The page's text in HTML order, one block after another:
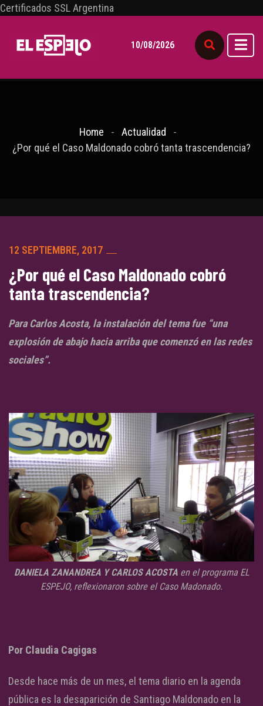
Certificados SSL Argentina
10/08/2026
Home
Actualidad
¿Por qué el Caso Maldonado cobró tanta trascendencia?
12 SEPTIEMBRE, 2017
¿Por qué el Caso Maldonado cobró
tanta trascendencia?
Para Carlos Acosta, la instalación del tema fue “una
explosión de abajo hacia arriba que comenzó en las redes
sociales”.
DANIELA ZANANDREA Y CARLOS ACOSTAen el programa EL
ESPEJO, reflexionaron sobre el Caso Madonado.
Por Claudia Cagigas
Desde hace más de un mes, el tema diario en la agenda
pública es la desaparición de Santiago Maldonado en la